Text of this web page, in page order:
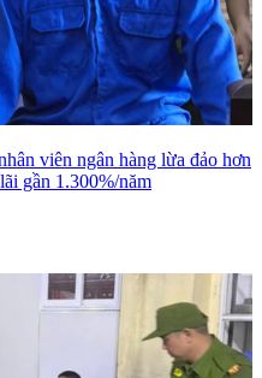
viên ngân hàng lừa đảo hơn
gần 1.300%/năm